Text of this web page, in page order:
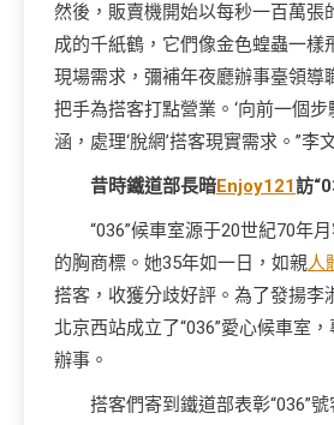
然後，販賣機開始以每秒一百萬張
成的千紙鶴，它們像金色蝗蟲一樣
現場需求，彌補年夜廳辦事臺領導
把手為搭客打點營業。‘向前一個步
涵，處理‘脫網’搭客現實需求。”李
昔時鐵道部長暗Enjoy121訪
“036”候車室源于20世紀70年
的胸商標。她35年如一日，如親人
搭客，收獲分歧好評。為了發揚李
北京西站成立了“036”愛心候車室
辦事。
搭客們寄到鐵道部表彰“036”